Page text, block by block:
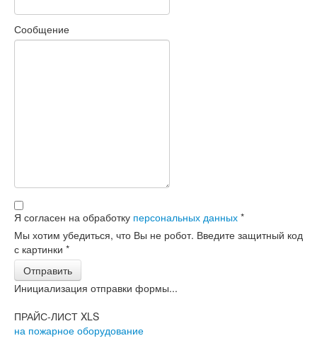
Сообщение
Я согласен на обработку персональных данных *
Мы хотим убедиться, что Вы не робот. Введите защитный код
с картинки *
Отправить
Инициализация отправки формы...
ПРАЙС-ЛИСТ XLS
на пожарное оборудование